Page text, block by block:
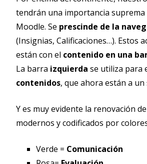
tendrán una importancia suprema
Moodle. Se prescinde de la
(Insignias, Calificaciones…). Estos
están con el contenido en una
La barra izquierda se utiliza para
contenidos, que ahora están a un
Y es muy evidente la renovación
modernos y codificados por
Verde = Comunicación